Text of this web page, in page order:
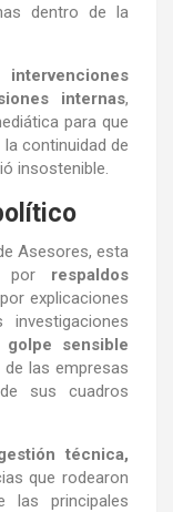
dentro de la
intervenciones
internas,
para que
continuidad de
insostenible.
Asesores, esta
por respaldos
explicaciones
golpe sensible
las empresas
sus cuadros
técnica,
que rodearon
las principales